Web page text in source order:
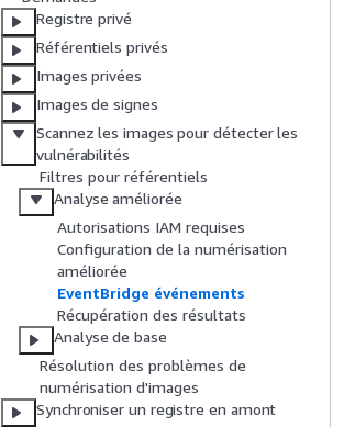
Registre privé
Référentiels privés
Images privées
Images de signes
Scannez les images pour détecter les
vulnérabilités
Filtres pour référentiels
Analyse améliorée
Autorisations IAM requises
Configuration de la numérisation
améliorée
EventBridge événements
Récupération des résultats
Analyse de base
Résolution des problèmes de
numérisation d'images
Synchroniser un registre en amont